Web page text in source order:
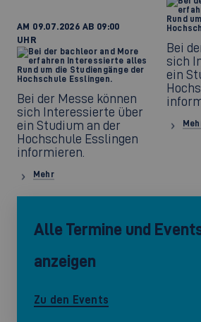
AM 09.07.2026 AB 09:00
UHR
Bei der Messe können
sich Interessierte über
ein Studium an der
Hochschule Esslingen
informieren.
Mehr
Bei
sich
ein
Alle Termine und
anzeigen
Zu den Events